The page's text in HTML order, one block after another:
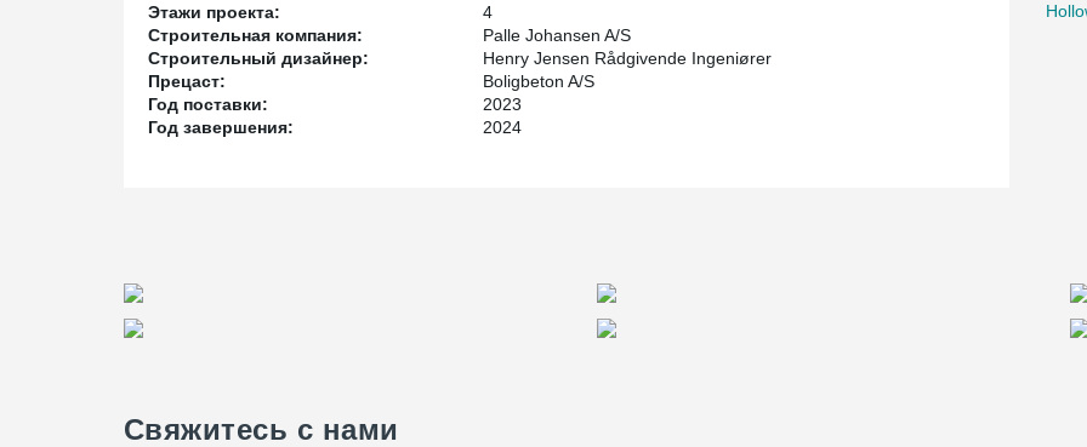
Peikko delivered DELTABEAM® Frame as the primary load-bearing structure. The system enables slim
floor structures, efficient installation, and a flexible structural solution adapted to the project’s
architectural and functional requirements.
Этажи проекта:
4
Строительная компания:
Palle Johansen A/S
Строительный дизайнер:
Henry Jensen Rådgivende Ingeniører
Прецаст:
Boligbeton A/S
Год поставки:
2023
Год завершения:
2024
Свяжитесь с нами